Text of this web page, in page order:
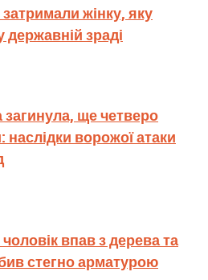
жінку, яку
зраді
ще четверо
ворожої атаки
впав з дерева та
стегно арматурою